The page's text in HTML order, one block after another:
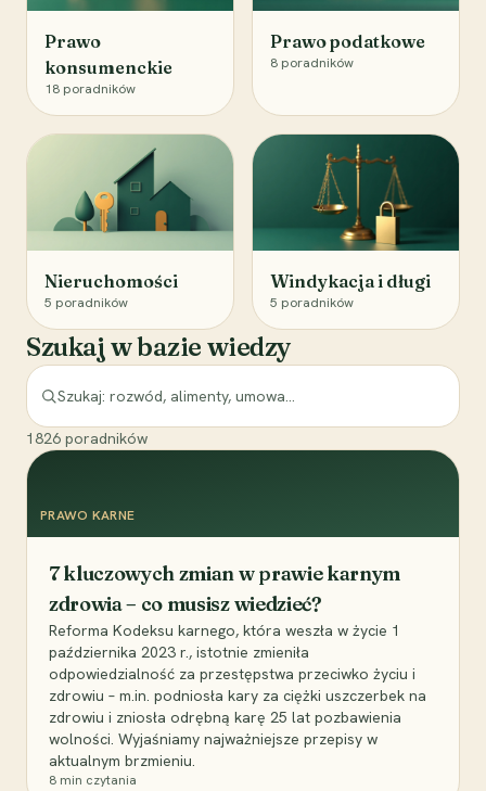
Prawo
konsumenckie
18 poradników
Prawo podatkowe
8 poradników
Nieruchomości
5 poradników
Windykacja i długi
5 poradników
Szukaj w bazie wiedzy
1826 poradników
PRAWO KARNE
7 kluczowych zmian w prawie karnym
zdrowia – co musisz wiedzieć?
Reforma Kodeksu karnego, która weszła w życie 1
października 2023 r., istotnie zmieniła
odpowiedzialność za przestępstwa przeciwko życiu i
zdrowiu – m.in. podniosła kary za ciężki uszczerbek na
zdrowiu i zniosła odrębną karę 25 lat pozbawienia
wolności. Wyjaśniamy najważniejsze przepisy w
aktualnym brzmieniu.
8 min czytania